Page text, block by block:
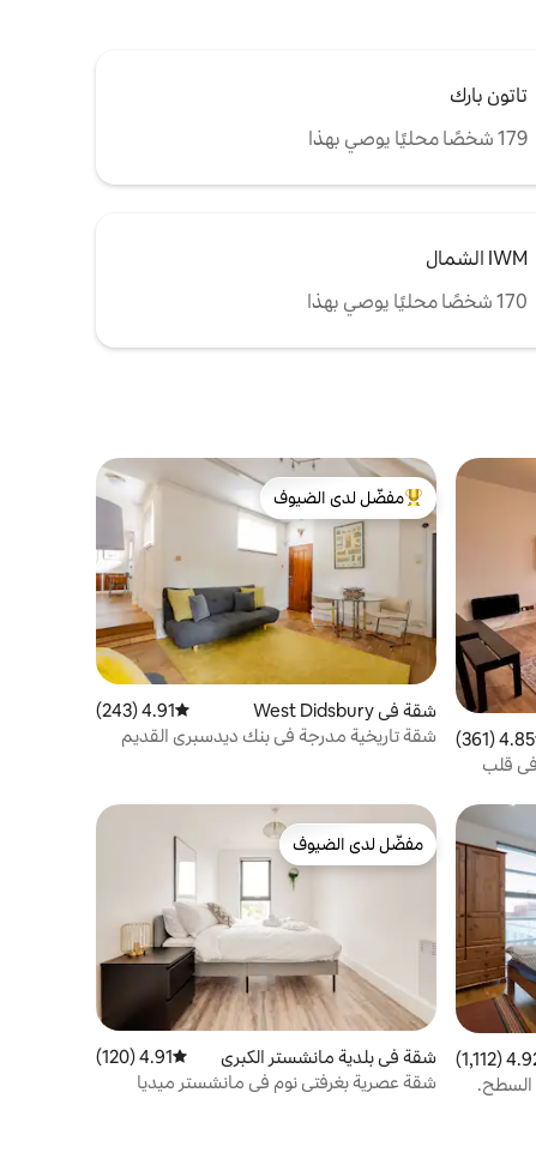
تاتون بارك
179 شخصًا محليًا يوصي بهذا
IWM الشمال
170 شخصًا محليًا يوصي بهذا
4.85 من 5، 361 مراجعات4.85 (361)
في قلب
من أبرز البيوت المفضّلة لدى الضيوف
مفضّل لدى الضيوف
شقة في West Didsbury متوسط التقييم 4.91 من 5، 243 مراجعات
4.91 (243)
شقة تاريخية مدرجة في بنك ديدسبري القديم
4.92 من 5، 1,112 مراجعات
4.92
السطح.
مفضّل لدى الضيوف
مفضّل لدى الضيوف
شقة في بلدية مانشستر الكبرى متوسط التقييم 4.91 من 5، 120 مراجعات
4.91 (120)
شقة عصرية بغرفتي نوم في مانشستر ميديا